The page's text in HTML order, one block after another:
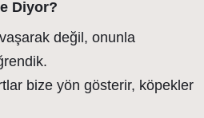
Diyor?
değil, onunla
bize yön gösterir, köpekler